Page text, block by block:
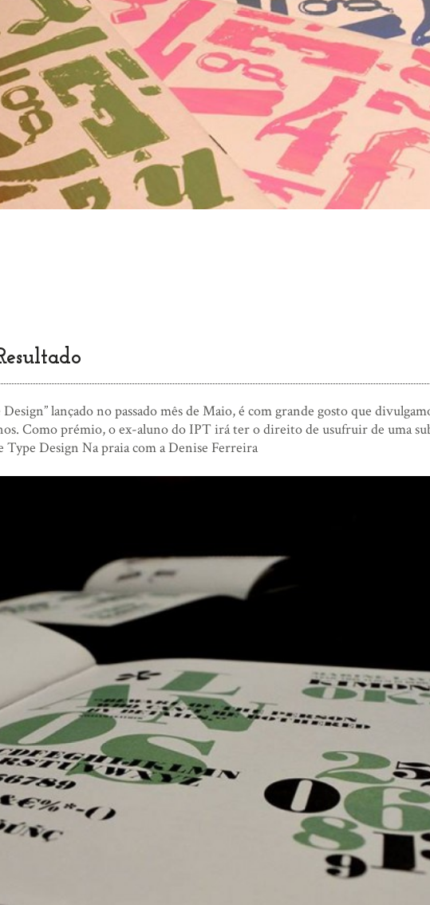
lançado no passado mês de Maio, é com grande gosto que
Como prémio, o ex-aluno do IPT irá ter o direito de usufruir de uma
Design Na praia com a Denise Ferreira